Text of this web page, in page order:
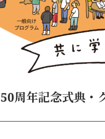
周年記念式典・